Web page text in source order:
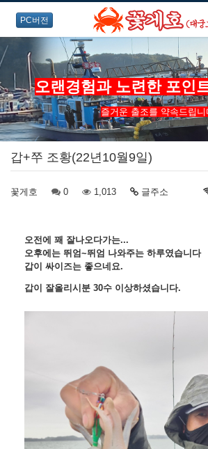
PC버전
오랜경험과 노련한 포인
즐거운 출조를 약속드립니
갑+쭈 조황(22년10월9일)
꽃게호 0 1,013 글주소
오전에 꽤 잘나오다가는...
오후에는 뛰엄~뛰엄 나와주는 하루였습니다
갑이 싸이즈는 좋으네요.
갑이 잘올리시분 30수 이상하셨습니다.